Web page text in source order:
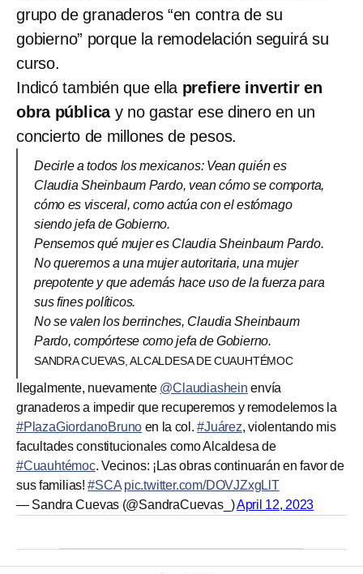
grupo de granaderos “en contra de su
gobierno” porque la remodelación seguirá su
curso.
Indicó también que ella prefiere invertir en
obra públicay no gastar ese dinero en un
concierto de millones de pesos.
Decirle a todos los mexicanos: Vean quién es
Claudia Sheinbaum Pardo, vean cómo se comporta,
cómo es visceral, como actúa con el estómago
siendo jefa de Gobierno.
Pensemos qué mujer es Claudia Sheinbaum Pardo.
No queremos a una mujer autoritaria, una mujer
prepotente y que además hace uso de la fuerza para
sus fines políticos.
No se valen los berrinches, Claudia Sheinbaum
Pardo, compórtese como jefa de Gobierno.
SANDRA CUEVAS, ALCALDESA DE CUAUHTÉMOC
Ilegalmente, nuevamente @Claudiashein envía
granaderos a impedir que recuperemos y remodelemos la
#PlazaGiordanoBruno en la col.#Juárez, violentando mis
facultades constitucionales como Alcaldesa de
#Cuauhtémoc. Vecinos: ¡Las obras continuarán en favor de
sus familias!#SCA pic.twitter.com/DOVJZxgLlT
— Sandra Cuevas (@SandraCuevas_)April 12, 2023